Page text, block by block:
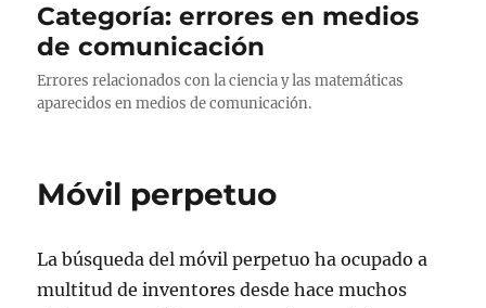
Categoría:errores en medios
de comunicación
Errores relacionados con la ciencia y las matemáticas
aparecidos en medios de comunicación.
Móvil perpetuo
La búsqueda del móvil perpetuo ha ocupado a
multitud de inventores desde hace muchos